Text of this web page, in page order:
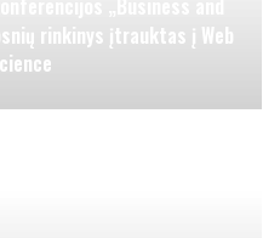
rinkinys įtrauktas į Web